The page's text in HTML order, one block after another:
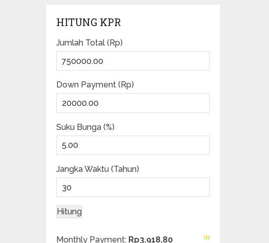
HITUNG KPR
Jumlah Total (Rp)
Down Payment (Rp)
Suku Bunga (%)
Jangka Waktu (Tahun)
Monthly Payment: Rp3.918,80